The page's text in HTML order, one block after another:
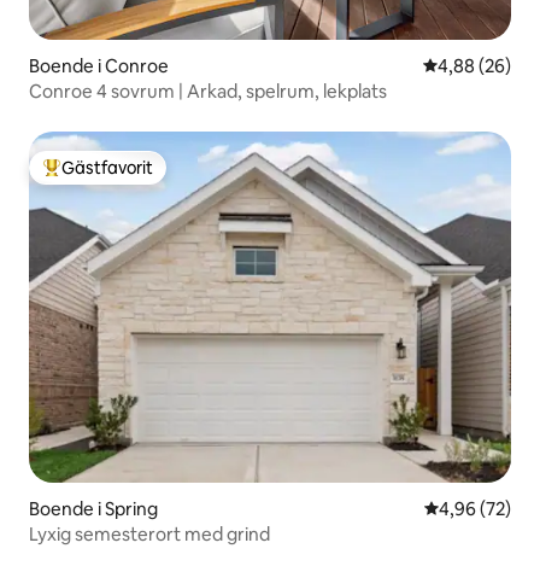
Boende i Conroe 4,88 av 5 i
4,88 (26)
Conroe 4 sovrum | Arkad, spelrum, lekplats
Populär gästfavorit
Gästfavorit
Boende i Spring 4,96 av 5 i
4,96 (72)
Lyxig semesterort med grind